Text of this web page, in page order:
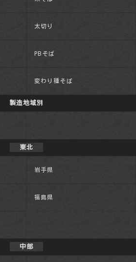
太切り
PBそば
変わり種そば
製造地域別
東北
岩手県
福島県
中部